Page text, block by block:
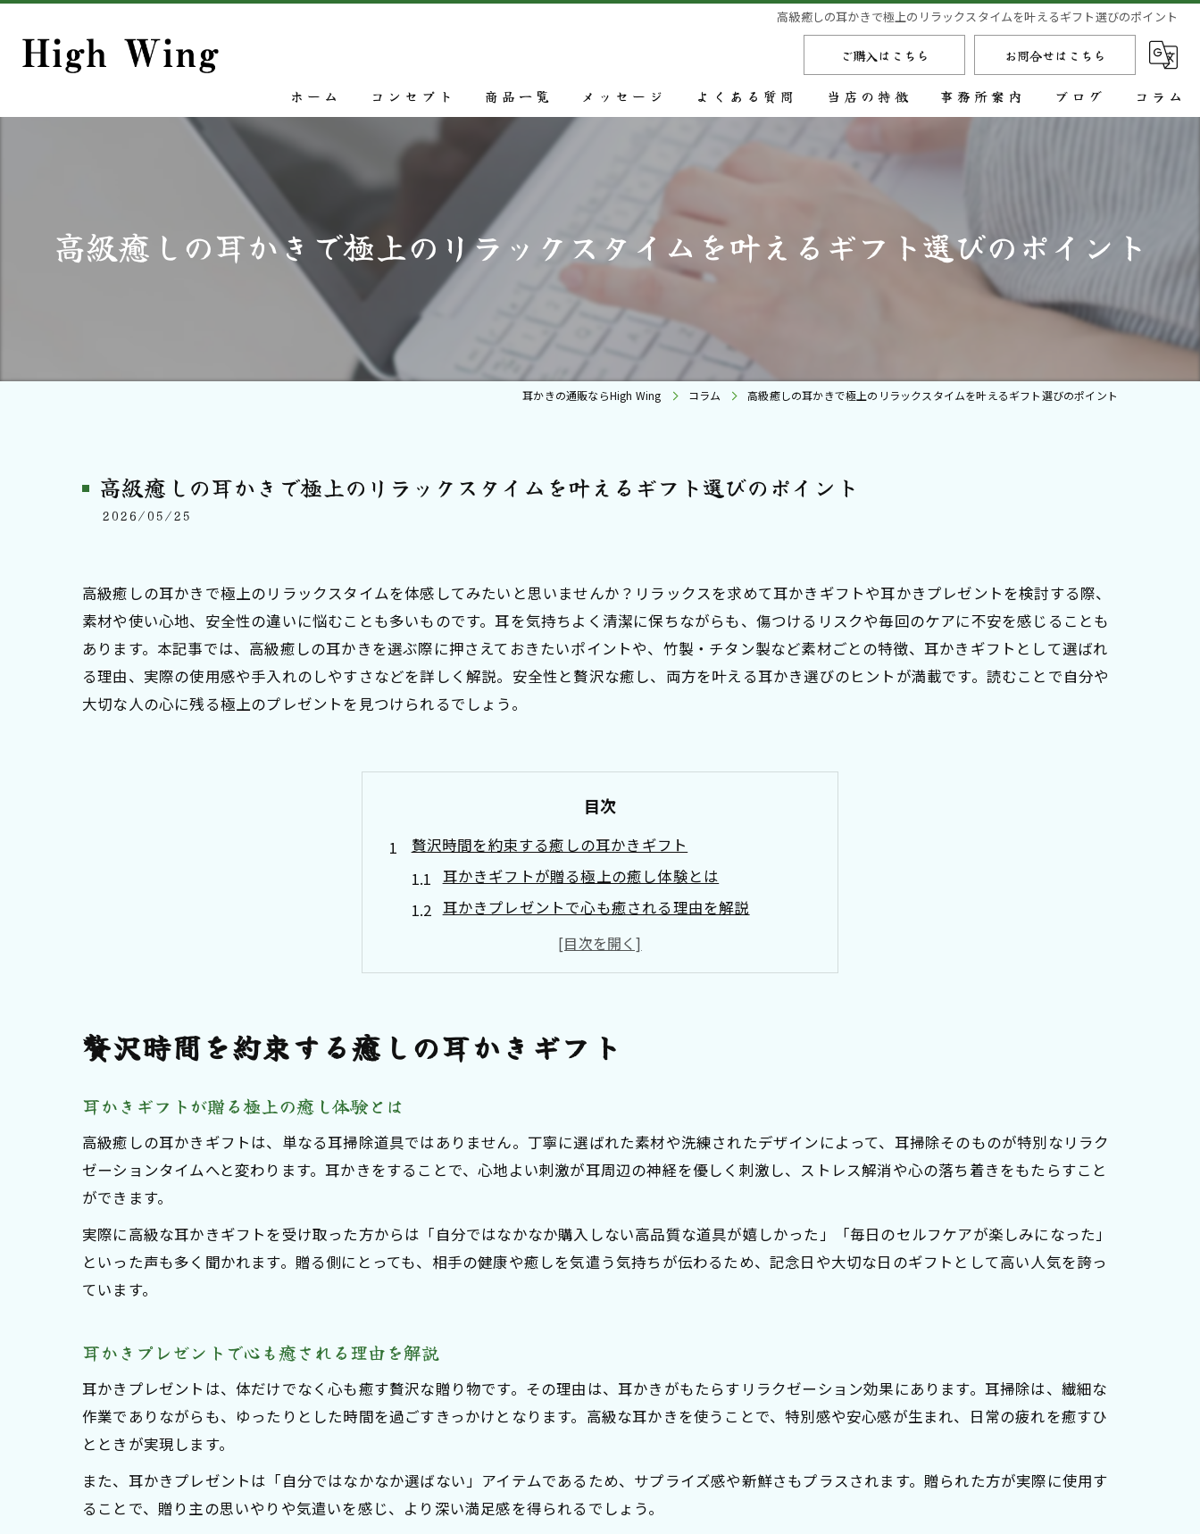
高級癒しの耳かきで極上のリラックスタイムを叶えるギフト選びのポイント
ご購入はこちら お問合せはこちら
ホーム コンセプト 商品一覧 メッセージ よくある質問 当店の特徴
持ち運び
事務所案内 ブログ コラム
高級癒しの耳かきで極上のリラックスタイムを叶えるギフト選びのポイント
耳かきの通販ならHigh Wing コラム 高級癒しの耳かきで極上のリラックスタイムを叶えるギフト選びのポイント
高級癒しの耳かきで極上のリラックスタイムを叶えるギフト選びのポイント
2026/05/25
高級癒しの耳かきで極上のリラックスタイムを体感してみたいと思いませんか？リラックスを求めて耳かきギフトや耳かきプレゼントを検討する際、
素材や使い心地、安全性の違いに悩むことも多いものです。耳を気持ちよく清潔に保ちながらも、傷つけるリスクや毎回のケアに不安を感じることも
あります。本記事では、高級癒しの耳かきを選ぶ際に押さえておきたいポイントや、竹製・チタン製など素材ごとの特徴、耳かきギフトとして選ばれ
る理由、実際の使用感や手入れのしやすさなどを詳しく解説。安全性と贅沢な癒し、両方を叶える耳かき選びのヒントが満載です。読むことで自分や
大切な人の心に残る極上のプレゼントを見つけられるでしょう。
目次
贅沢時間を約束する癒しの耳かきギフト
耳かきギフトが贈る極上の癒し体験とは
耳かきプレゼントで心も癒される理由を解説
高級癒しの耳かきが喜ばれる場面と選び方
耳かきギフトがリラックスタイムに最適な理由
高級耳かき選びで叶う極上のリラックス感
耳かきギフトで感じる高級感とリラックス効果
耳かきプレゼントで体感する贅沢な癒し時間
耳かきギフトに最適な素材の違いを徹底比較
耳かきギフトで注目される素材別の魅力を紹介
安全性と心地よさが共存する耳かき体験の魅力
耳かきプレゼントが安全性を重視する理由
安心して使える耳かきギフトの特徴を解説
贅沢時間を約束する癒しの耳かきギフト
耳かきギフトが贈る極上の癒し体験とは
高級癒しの耳かきギフトは、単なる耳掃除道具ではありません。丁寧に選ばれた素材や洗練されたデザインによって、耳掃除そのものが特別なリラク
ゼーションタイムへと変わります。耳かきをすることで、心地よい刺激が耳周辺の神経を優しく刺激し、ストレス解消や心の落ち着きをもたらすこと
ができます。
実際に高級な耳かきギフトを受け取った方からは「自分ではなかなか購入しない高品質な道具が嬉しかった」「毎日のセルフケアが楽しみになった」
といった声も多く聞かれます。贈る側にとっても、相手の健康や癒しを気遣う気持ちが伝わるため、記念日や大切な日のギフトとして高い人気を誇っ
ています。
耳かきプレゼントで心も癒される理由を解説
耳かきプレゼントは、体だけでなく心も癒す贅沢な贈り物です。その理由は、耳かきがもたらすリラクゼーション効果にあります。耳掃除は、繊細な
作業でありながらも、ゆったりとした時間を過ごすきっかけとなります。高級な耳かきを使うことで、特別感や安心感が生まれ、日常の疲れを癒すひ
とときが実現します。
また、耳かきプレゼントは「自分ではなかなか選ばない」アイテムであるため、サプライズ感や新鮮さもプラスされます。贈られた方が実際に使用す
ることで、贈り主の思いやりや気遣いを感じ、より深い満足感を得られるでしょう。